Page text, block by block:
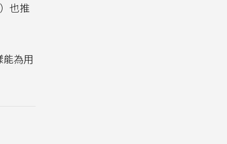
）也推
為用